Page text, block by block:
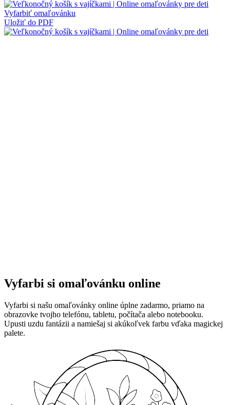
Vyfarbiť omaľovánku
Uložiť do PDF
Vyfarbi si omaľovánku online
Vyfarbi si našu omaľovánky online úplne zadarmo, priamo na
obrazovke tvojho telefónu, tabletu, počítača alebo notebooku.
Upusti uzdu fantázii a namiešaj si akúkoľvek farbu vďaka magickej
palete.